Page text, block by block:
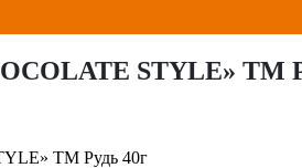
STYLE» ТМ
ТМ Рудь 40г